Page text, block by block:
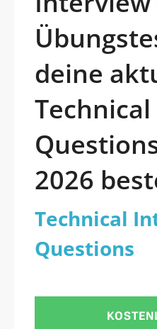
deine
2026
Technical
Questions